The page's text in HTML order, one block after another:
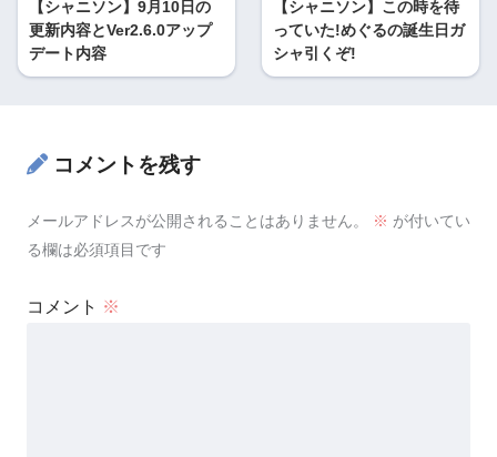
【シャニソン】9月10日の
更新内容とVer2.6.0アップ
デート内容
【シャニソン】この時を待
っていた!めぐるの誕生日ガ
シャ引くぞ!
コメントを残す
メールアドレスが公開されることはありません。 ※ が付いてい
る欄は必須項目です
コメント ※